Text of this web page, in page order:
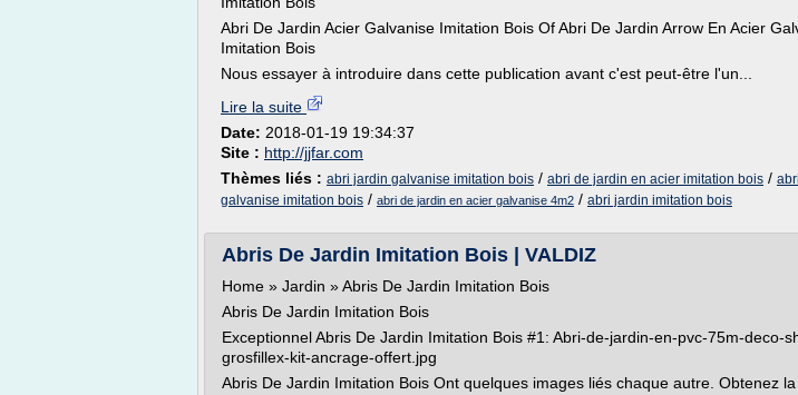
Abri De Jardin Acier Galvanise Imitation Bois Of Abri De Jardin Arrow En Acier
Imitation Bois
Nous essayer à introduire dans cette publication avant c'est peut-être l'un...
Lire la suite
Date: 2018-01-19 19:34:37
Site : http://jjfar.com
Thèmes liés : abri jardin galvanise imitation bois / abri de jardin en acier imitation bois /
galvanise imitation bois / abri de jardin en acier galvanise 4m2 / abri jardin imitation bois
Abris De Jardin Imitation Bois | VALDIZ
Home » Jardin » Abris De Jardin Imitation Bois
Abris De Jardin Imitation Bois
Exceptionnel Abris De Jardin Imitation Bois #1: Abri-de-jardin-en-pvc-75m-deco-
grosfillex-kit-ancrage-offert.jpg
Abris De Jardin Imitation Bois Ont quelques images liés chaque autre. Obtenez